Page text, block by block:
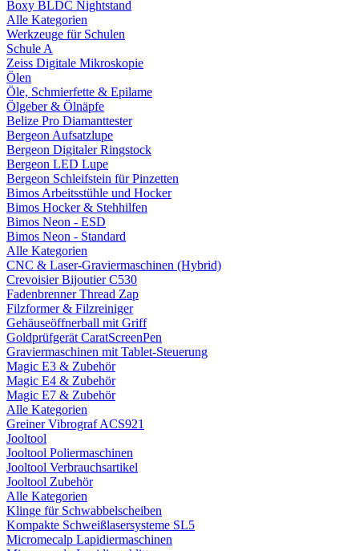
Boxy BLDC Nightstand
Alle Kategorien
Werkzeuge für Schulen
Schule A
Zeiss Digitale Mikroskopie
Ölen
Öle, Schmierfette & Epilame
Ölgeber & Ölnäpfe
Belize Pro Diamanttester
Bergeon Aufsatzlupe
Bergeon Digitaler Ringstock
Bergeon LED Lupe
Bergeon Schleifstein für Pinzetten
Bimos Arbeitsstühle und Hocker
Bimos Hocker & Stehhilfen
Bimos Neon - ESD
Bimos Neon - Standard
Alle Kategorien
CNC & Laser-Graviermaschinen (Hybrid)
Crevoisier Bijoutier C530
Fadenbrenner Thread Zap
Filzformer & Filzreiniger
Gehäuseöffnerball mit Griff
Goldprüfgerät CaratScreenPen
Graviermaschinen mit Tablet-Steuerung
Magic E3 & Zubehör
Magic E4 & Zubehör
Magic E7 & Zubehör
Alle Kategorien
Greiner Vibrograf ACS921
Jooltool
Jooltool Poliermaschinen
Jooltool Verbrauchsartikel
Jooltool Zubehör
Alle Kategorien
Klinge für Schwabbelscheiben
Kompakte Schweißlasersysteme SL5
Micromecalp Lapidiermaschinen